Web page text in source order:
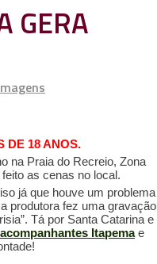
GERA
DE 18 ANOS.
na Praia do Recreio, Zona
as cenas no local.
já que houve um problema
produtora fez uma gravação
Tá por Santa Catarina e
acompanhantes Itapemae